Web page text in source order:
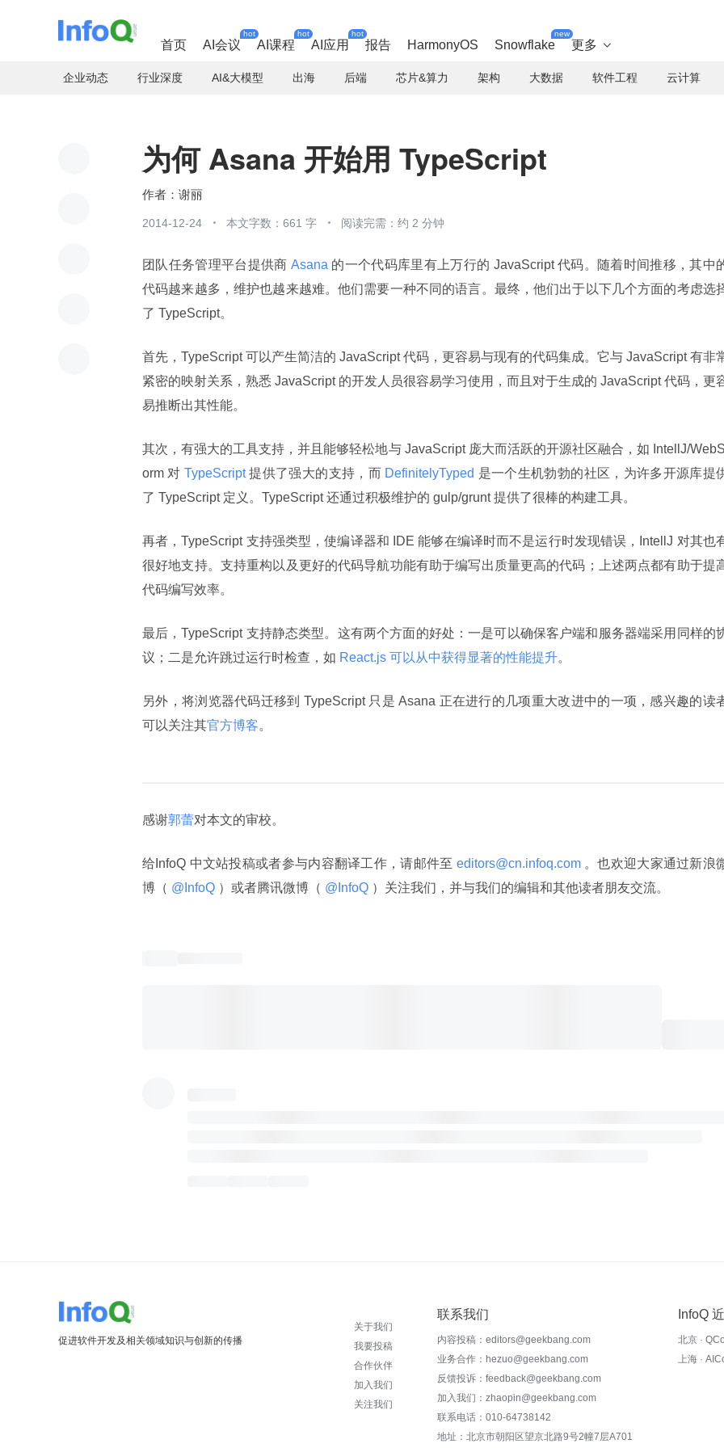
首页 AI会议
hot
AI课程
hot
AI应用
hot
报告 HarmonyOS Snowflake
new
更多 
企业动态 行业深度 AI&大模型 出海 后端 芯片&算力 架构 大数据 软件工程 云计算
为何 Asana 开始用 TypeScript
谢丽
2014-12-24 本文字数：661 字 阅读完需：约 2 分钟
团队任务管理平台提供商 Asana 的一个代码库里有上万行的 JavaScript 代码。随着时间推移，其中
代码越来越多，维护也越来越难。他们需要一种不同的语言。最终，他们出于以下几个方面的考虑选
了 TypeScript。
首先，TypeScript 可以产生简洁的 JavaScript 代码，更容易与现有的代码集成。它与 JavaScript 有非
紧密的映射关系，熟悉 JavaScript 的开发人员很容易学习使用，而且对于生成的 JavaScript 代码，更
易推断出其性能。
其次，有强大的工具支持，并且能够轻松地与 JavaScript 庞大而活跃的开源社区融合，如 IntellJ/
orm 对 TypeScript 提供了强大的支持，而 DefinitelyTyped 是一个生机勃勃的社区，为许多开源库提
了 TypeScript 定义。TypeScript 还通过积极维护的 gulp/grunt 提供了很棒的构建工具。
再者，TypeScript 支持强类型，使编译器和 IDE 能够在编译时而不是运行时发现错误，IntellJ 对其也
很好地支持。支持重构以及更好的代码导航功能有助于编写出质量更高的代码；上述两点都有助于提
代码编写效率。
最后，TypeScript 支持静态类型。这有两个方面的好处：一是可以确保客户端和服务器端采用同样的
议；二是允许跳过运行时检查，如 React.js 可以从中获得显著的性能提升。
另外，将浏览器代码迁移到 TypeScript 只是 Asana 正在进行的几项重大改进中的一项，感兴趣的读
可以关注其官方博客。
感谢郭蕾对本文的审校。
给InfoQ 中文站投稿或者参与内容翻译工作，请邮件至 editors@cn.infoq.com 。也欢迎大家通过新浪
博（ @InfoQ ）或者腾讯微博（ @InfoQ ）关注我们，并与我们的编辑和其他读者朋友交流。
促进软件开发及相关领域知识与创新的传播
关于我们
我要投稿
合作伙伴
加入我们
关注我们
联系我们
内容投稿：editors@geekbang.com
业务合作：hezuo@geekbang.com
反馈投诉：feedback@geekbang.com
加入我们：zhaopin@geekbang.com
联系电话：010-64738142
地址：北京市朝阳区望京北路9号2幢7层A701
InfoQ
北京 ·
上海 ·